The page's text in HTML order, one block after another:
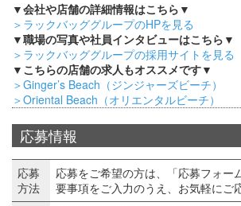
▼会社や店舗の詳細情報はこちら▼
＞ラックバッググループのHPを見る
▼職場の写真や社員インタビューはこちら▼
＞ラックバッググループの採用サイトを見る
▼こちらの店舗の求人もオススメです▼
＞Ginger’s Beach（ジンジャーズビーチ）
＞Oriental Beach（オリエンタルビーチ）
応募情報
応募
方法
応募をご希望の方は、「応募フォー
要事項をご入力のうえ、お気軽にご